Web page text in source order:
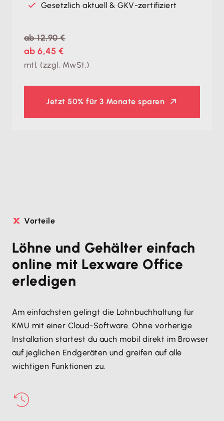
Gesetzlich aktuell & GKV-zertifiziert
ab 12,90 €
ab 6,45 €
mtl. (zzgl. MwSt.)
Jetzt50% für 3 Monate sparen
Vorteile
Löhne und Gehälter einfach
online mit Lexware Office
erledigen
Am einfachsten gelingt die Lohnbuchhaltung für
KMU mit einer Cloud-Software. Ohne vorherige
Installation startest du auch mobil direkt im Browser
auf jeglichen Endgeräten und greifen auf alle
wichtigen Funktionen zu.